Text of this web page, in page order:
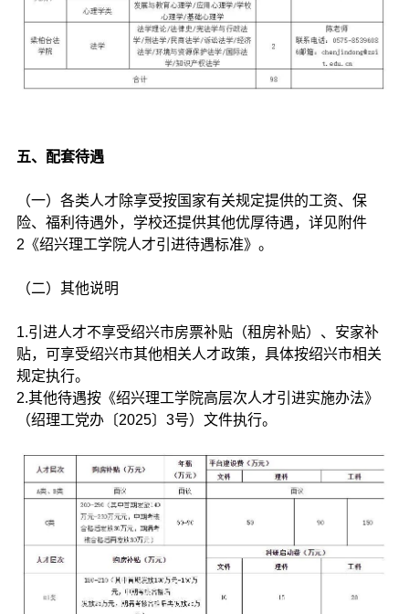
五、配套待遇
（一）各类人才除享受按国家有关规定提供的工资、保
险、福利待遇外，学校还提供其他优厚待遇，详见附件
2《绍兴理工学院人才引进待遇标准》。
（二）其他说明
1.引进人才不享受绍兴市房票补贴（租房补贴）、安家补
贴，可享受绍兴市其他相关人才政策，具体按绍兴市相关
规定执行。
2.其他待遇按《绍兴理工学院高层次人才引进实施办法》
（绍理工党办〔2025〕3号）文件执行。